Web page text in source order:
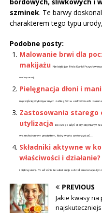
szminek. Te barwy
charakterem tego typu
Podobne posty:
Malowanie brwi dla
makijażu
Nie będę jak Frida Kahlo!
na imprezę,...
Pielęgnacja dłoni i
najczęściej wykonywanych zabiegów w uzdrowiskach i
Zastosowania starego
utylizacja
Do czego użyć stary olej lniany?
wszechstronnym produktem, który warto wykorzystać...
Składniki aktywne w
właściwości i działanie?
i piękną skórę. To właśnie te substancje o działaniu
PREVIOUS
Jakie kwasy